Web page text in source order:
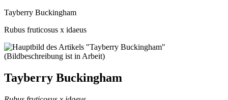
Tayberry Buckingham
Rubus fruticosus x idaeus
Tayberry Buckingham